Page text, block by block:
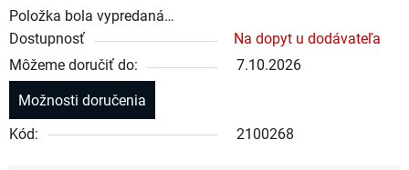
Položka bola vypredaná…
Dostupnosť
Na dopyt u dodávateľa
Môžeme doručiť do:
7.10.2026
Možnosti doručenia
Kód:
2100268